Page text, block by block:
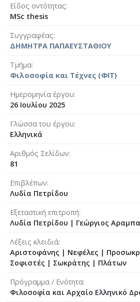
Είδος οντότητας
MSc thesis
Συγγραφέας
ΔΗΜΗΤΡΑ ΠΑΠΑΕΥΣΤΑΘΙΟΥ
Τμήμα
Φιλοσοφία και Τέχνες (ΦΙΤ)
Ημερομηνία έργου
26 Ιουλίου 2025
Γλώσσα του έργου
Ελληνικά
Αριθμός Σελίδων
81
Επιβλέπων
Λυδία Πετρίδου
Εξεταστική επιτροπή
Λυδία Πετρίδου | Γεώργιος
Λέξεις κλειδιά
Αριστοφάνης | Νεφέλες |
Σοφιστές | Σωκράτης | Πλάτων
Πρόγραμμα / Ενότητα
Φιλοσοφία και Αρχαίο Ελληνικό